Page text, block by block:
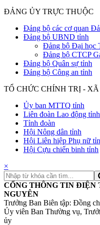
ĐẢNG ỦY TRỰC THUỘC
Đảng bộ các cơ quan
Đảng bộ UBND tỉnh
Đảng bộ Đại học
Đảng bộ CTCP
Đảng bộ Quân sự tỉnh
Đảng bộ Công an tỉnh
TỔ CHỨC CHÍNH TRỊ -
Ủy ban MTTQ tỉnh
Liên đoàn Lao động tỉnh
Tỉnh đoàn
Hội Nông dân tỉnh
Hội Liên hiệp Phụ nữ
Hội Cựu chiến binh tỉnh
×
CỔNG THÔNG TIN
NGUYÊN
Trưởng Ban Biên tập: Đồng
Ủy viên Ban Thường vụ,
ủy